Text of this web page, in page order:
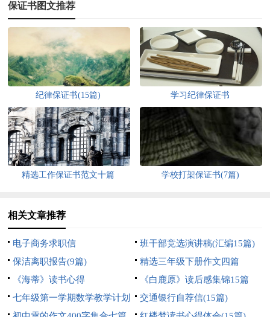
保证书图文推荐
纪律保证书(15篇) 学习纪律保证书
精选工作保证书范文十篇 学校打架保证书(7篇)
相关文章推荐
电子商务求职信
班干部竞选演讲稿(汇编15篇)
保洁离职报告(9篇)
精选三年级下册作文四篇
《海蒂》读书心得
《白鹿原》读后感集锦15篇
七年级第一学期数学教学计划
交通银行自荐信(15篇)